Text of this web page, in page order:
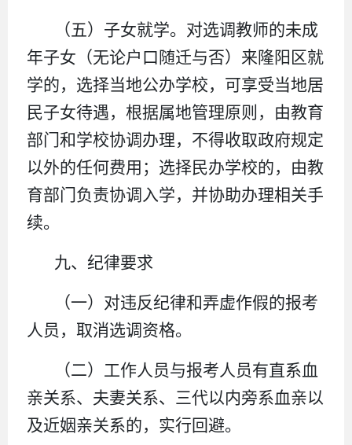
（五）子女就学。对选调教师的未成
年子女（无论户口随迁与否）来隆阳区就
学的，选择当地公办学校，可享受当地居
民子女待遇，根据属地管理原则，由教育
部门和学校协调办理，不得收取政府规定
以外的任何费用；选择民办学校的，由教
育部门负责协调入学，并协助办理相关手
续。
九、纪律要求
（一）对违反纪律和弄虚作假的报考
人员，取消选调资格。
（二）工作人员与报考人员有直系血
亲关系、夫妻关系、三代以内旁系血亲以
及近姻亲关系的，实行回避。